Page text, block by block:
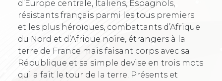
d’Europe centrale, Italiens, Espagnols,
résistants français parmi les tous premiers
et les plus héroïques, combattants d’Afrique
du Nord et d’Afrique noire, étrangers à la
terre de France mais faisant corps avec sa
République et sa simple devise en trois mots
qui a fait le tour de la terre. Présents et